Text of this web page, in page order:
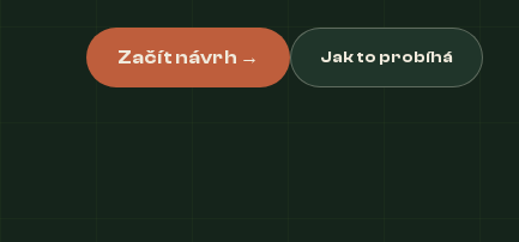
Začít návrh → Jak to probíhá